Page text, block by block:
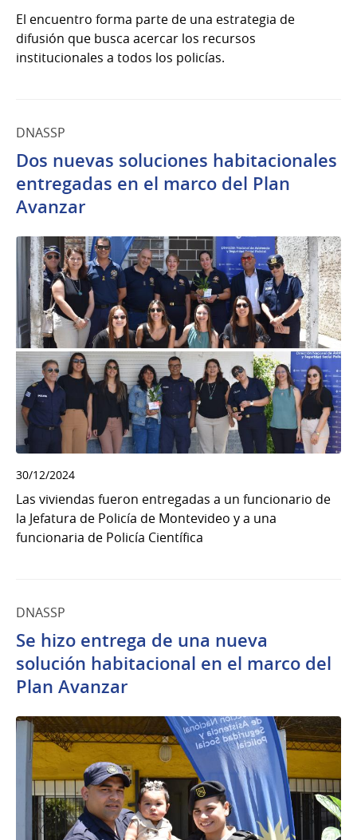
El encuentro forma parte de una estrategia de
difusión que busca acercar los recursos
institucionales a todos los policías.
DNASSP
Dos nuevas soluciones habitacionales
entregadas en el marco del Plan
Avanzar
30/12/2024
Las viviendas fueron entregadas a un funcionario de
la Jefatura de Policía de Montevideo y a una
funcionaria de Policía Científica
DNASSP
Se hizo entrega de una nueva
solución habitacional en el marco del
Plan Avanzar